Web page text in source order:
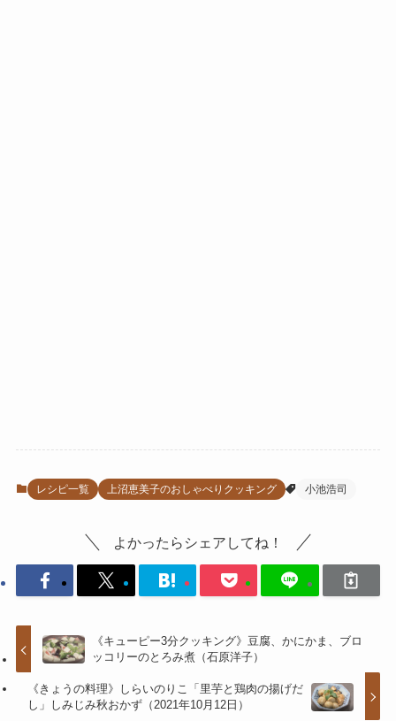
レシピ一覧 上沼恵美子のおしゃべりクッキング 小池浩司
よかったらシェアしてね！
《キューピー3分クッキング》豆腐、かにかま、ブロ
ッコリーのとろみ煮（石原洋子）
《きょうの料理》しらいのりこ「里芋と鶏肉の揚げだ
し」しみじみ秋おかず（2021年10月12日）